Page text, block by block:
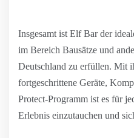
Insgesamt ist Elf Bar der
im Bereich Bausätze und
Deutschland zu erfüllen. Mit
fortgeschrittene Geräte,
Protect-Programm ist es für
Erlebnis einzutauchen und